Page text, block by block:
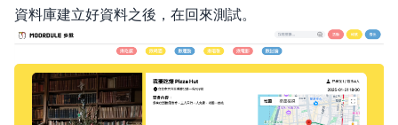
資料庫建立好資料之後，在回來測試。